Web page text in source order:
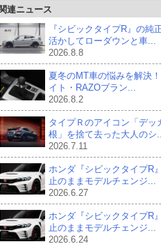
関連ニュース
『シビックタイプR』の純
活かしてローダウンと車...
2026.8.8
夏冬のMT車の悩みを解決
イト・RAZOブラン...
2026.8.2
タイプＲのアイコン「デッ
根」を捨て去った大人のシ
2026.7.11
ホンダ『シビックタイプR
止のままモデルチェンジ...
2026.6.27
ホンダ『シビックタイプR
止のままモデルチェンジ...
2026.6.24